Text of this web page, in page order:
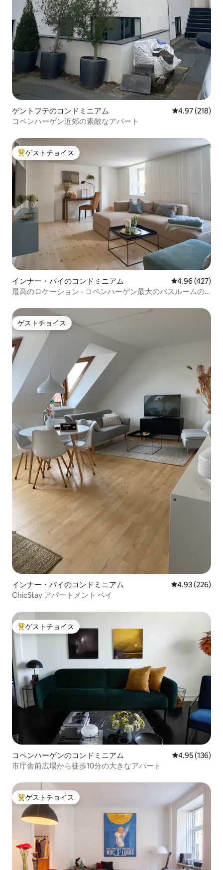
ゲントフテのコンドミニアム レビュー218
4.97 (218)
コペンハーゲン近郊の素敵なアパート
大好評のゲストチョイスです。
ゲストチョイス
インナー・バイのコンドミニアム レビュー427
4.96 (427)
最高のロケーション - コペンハーゲン最大のバスルームの
ゲストチョイス
ゲストチョイス
インナー・バイのコンドミニアム レビュー226
4.93 (226)
ChicStay アパートメント ベイ
大好評のゲストチョイスです。
ゲストチョイス
コペンハーゲンのコンドミニアム レビュー136
4.95 (136)
市庁舎前広場から徒歩10分の大きなアパート
大好評のゲストチョイスです。
ゲストチョイス